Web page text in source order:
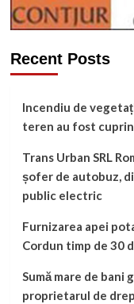
Recent Posts
Incendiu de
teren au fost
Trans Urban SRL
șofer de autobuz,
public electric
Furnizarea apei
Cordun timp de 30
Sumă mare de bani
proprietarul de